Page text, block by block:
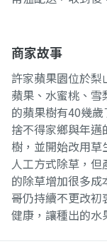
商家故事
許家蘋果園位於梨
蘋果、水蜜桃、
的蘋果樹有40幾
捨不得家鄉與年
樹，並開始改用
人工方式除草，
的除草增加很多
哥仍持續不更改
健康，讓種出的水